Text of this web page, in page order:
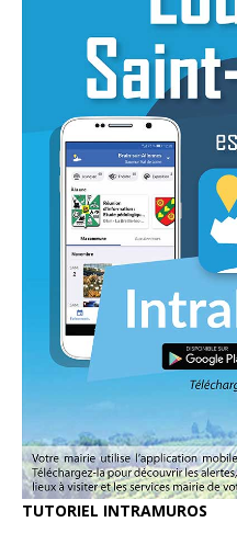
TUTORIEL INTRAMUROS